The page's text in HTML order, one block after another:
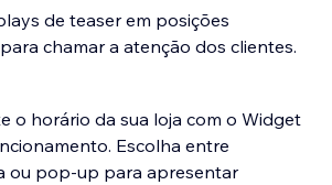
de teaser em posições
chamar a atenção dos clientes.
o horário da sua loja com o Widget
Escolha entre
ou pop-up para apresentar